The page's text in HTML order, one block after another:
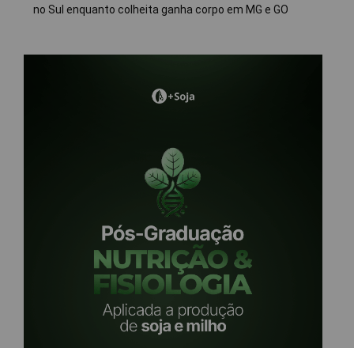
no Sul enquanto colheita ganha corpo em MG e GO